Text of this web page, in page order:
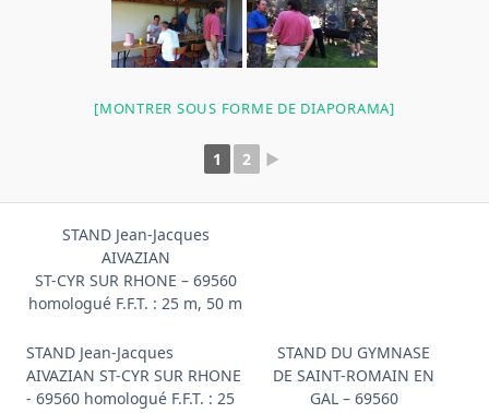
[MONTRER SOUS FORME DE DIAPORAMA]
1 2 ►
STAND Jean-Jacques
AIVAZIAN
ST-CYR SUR RHONE – 69560
homologué F.F.T. : 25 m, 50 m
STAND Jean-Jacques
AIVAZIAN ST-CYR SUR RHONE
- 69560 homologué F.F.T. : 25
STAND DU GYMNASE
DE SAINT-ROMAIN EN
GAL – 69560